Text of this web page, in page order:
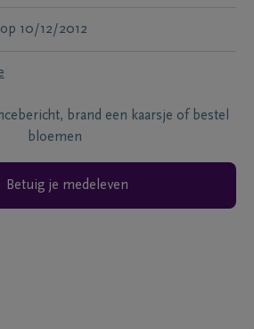
op 10/12/2012
brand een kaarsje of bestel
bloemen
Betuig je medeleven